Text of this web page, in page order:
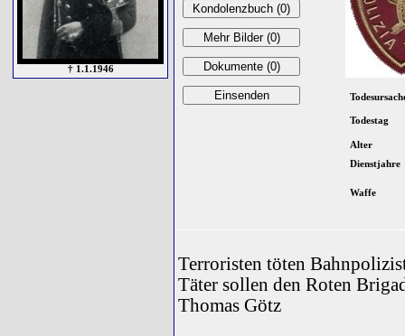
† 1.1.1946
Todestag
Alter
Dienstjahre
Waffe
Terroristen töten
Täter sollen den Roten
Thomas Götz